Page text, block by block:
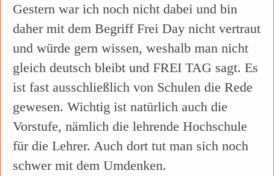
Gestern war ich noch nicht dabei und bin
daher mit dem Begriff Frei Day nicht vertraut
und würde gern wissen, weshalb man nicht
gleich deutsch bleibt und FREI TAG sagt. Es
ist fast ausschließlich von Schulen die Rede
gewesen. Wichtig ist natürlich auch die
Vorstufe, nämlich die lehrende Hochschule
für die Lehrer. Auch dort tut man sich noch
schwer mit dem Umdenken.